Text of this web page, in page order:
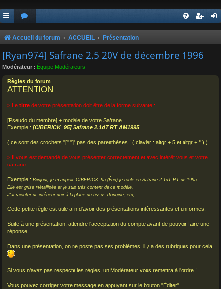
Accueil du forum ACCUEIL Présentation
[Ryan974] Safrane 2.5 20V de décembre 1996
Modérateur : Équipe Modérateurs
Règles du forum
ATTENTION
> Le titre de votre présentation doit être de la forme suivante :
[Pseudo du membre] + modèle de votre Safrane.
Exemple : [CIBERICK_95] Safrane 2.1dT RT AM1995
( ce sont des crochets "[" "]" pas des parenthèses ! ( clavier : altgr + 5 et altgr + ° ) ).
> Il vous est demandé de vous présenter correctement et avec intérêt vous et votre
safrane :
Exemple : Bonjour, je m'appelle CIBERICK_95 (Éric) je roule en Safrane 2.1dT RT de 1995.
Elle est grise métallisée et je suis très content de ce modèle.
J'ai rajouter un intérieur cuir à la place du tissus d'origine, etc, ...
Cette petite règle est utile afin d'avoir des présentations intéressantes et uniformes.
Suite à une présentation, attendre l'acceptation du compte avant de pouvoir faire une
réponse.
Dans une présentation, on ne poste pas ses problèmes, il y a des rubriques pour cela.
Si vous n'avez pas respecté les règles, un Modérateur vous remettra à l'ordre !
Vous pouvez corriger votre message en appuyant sur le bouton "Éditer".